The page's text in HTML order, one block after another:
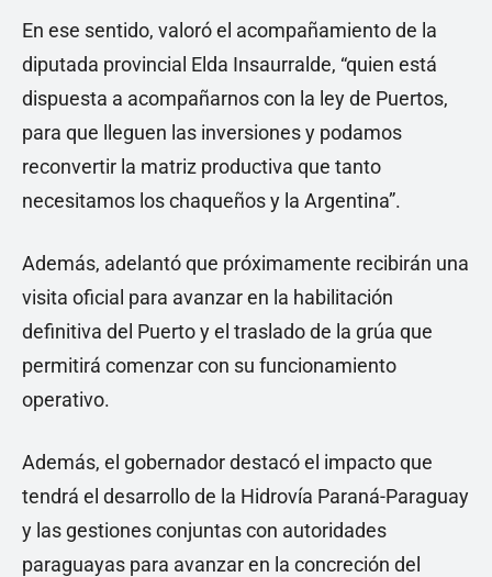
En ese sentido, valoró el acompañamiento de la
diputada provincial Elda Insaurralde, “quien está
dispuesta a acompañarnos con la ley de Puertos,
para que lleguen las inversiones y podamos
reconvertir la matriz productiva que tanto
necesitamos los chaqueños y la Argentina”.
Además, adelantó que próximamente recibirán una
visita oficial para avanzar en la habilitación
definitiva del Puerto y el traslado de la grúa que
permitirá comenzar con su funcionamiento
operativo.
Además, el gobernador destacó el impacto que
tendrá el desarrollo de la Hidrovía Paraná-Paraguay
y las gestiones conjuntas con autoridades
paraguayas para avanzar en la concreción del